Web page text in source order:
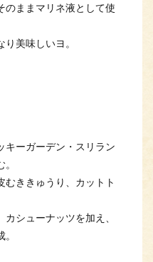
のままマリネ液として使
美味しいヨ。
ーガーデン・スリラン
ききゅうり、カットト
シューナッツを加え、